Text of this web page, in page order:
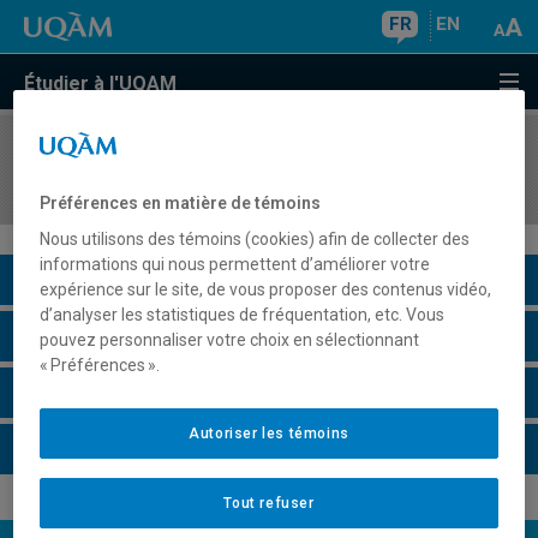
FR EN
Étudier à l'UQAM
COURS//
Description du cours
Horaire - Été 2026
Préférences en matière de témoins
Nous utilisons des témoins (cookies) afin de collecter des
informations qui nous permettent d’améliorer votre
expérience sur le site, de vous proposer des contenus vidéo,
d’analyser les statistiques de fréquentation, etc. Vous
pouvez personnaliser votre choix en sélectionnant
« Préférences ».
Tout refuser
Autoriser les témoins